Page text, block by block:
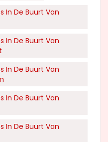
In De Buurt Van
In De Buurt Van
In De Buurt Van
In De Buurt Van
In De Buurt Van